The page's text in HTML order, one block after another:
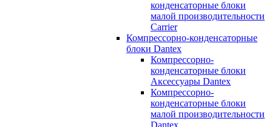
конденсаторные блоки
малой производительности
Carrier
Компрессорно-конденсаторные
блоки Dantex
Компрессорно-
конденсаторные блоки
Аксессуары Dantex
Компрессорно-
конденсаторные блоки
малой производительности
Dantex